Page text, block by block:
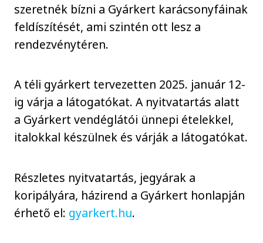
szeretnék bízni a Gyárkert karácsonyfáinak
feldíszítését, ami szintén ott lesz a
rendezvénytéren.
A téli gyárkert tervezetten 2025. január 12-
ig várja a látogatókat. A nyitvatartás alatt
a Gyárkert vendéglátói ünnepi ételekkel,
italokkal készülnek és várják a látogatókat.
Részletes nyitvatartás, jegyárak a
koripályára, házirend a Gyárkert honlapján
érhető el: gyarkert.hu.